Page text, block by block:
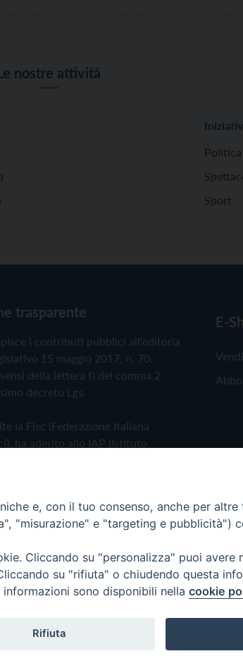
nostre attività
Sport
trasparente
i contributi pubblici all'editoria
15 maggio 2017, n. 70.
della lettera f) del comma 2
decreto Lgs.
la Fisc (Federazione Italiana
ha aderito allo IAP (Istituto
Policy
E-
e, con il tuo consenso, anche per
"misurazione" e "targeting e pubblicità")
Cliccando su "personalizza" puoi avere
su "rifiuta" o chiudendo questa
sono disponibili nella cookie
Rifiuta